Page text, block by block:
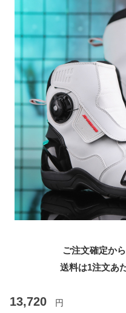
ご注文確定か
送料は1注文あ
13,720 円